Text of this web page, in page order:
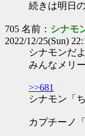
続きは明日
705 名前： シナモ
2022/12/25(Sun)
シナモンだよ
みんなメリ
>>681
シナモン「
カプチーノ